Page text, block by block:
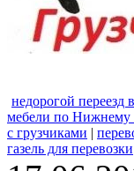
недорогой
мебели по Нижнему
с грузчиками |
газель для перевозки